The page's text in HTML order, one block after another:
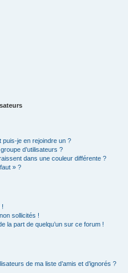
puis-je en rejoindre un ?
d’utilisateurs ?
dans une couleur différente ?
» ?
!
sollicités !
la part de quelqu’un sur ce forum !
de ma liste d’amis et d’ignorés ?